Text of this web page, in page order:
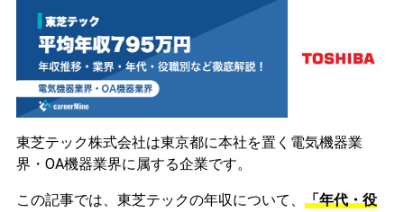
東芝テック株式会社は東京都に本社を置く電気機器業
界・OA機器業界に属する企業です。
この記事では、東芝テックの年収について、 「年代・役